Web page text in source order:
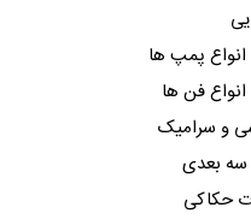
انواع پمپ ها
انواع فن ها
و سرامیک
سه بعدی
حکاکی